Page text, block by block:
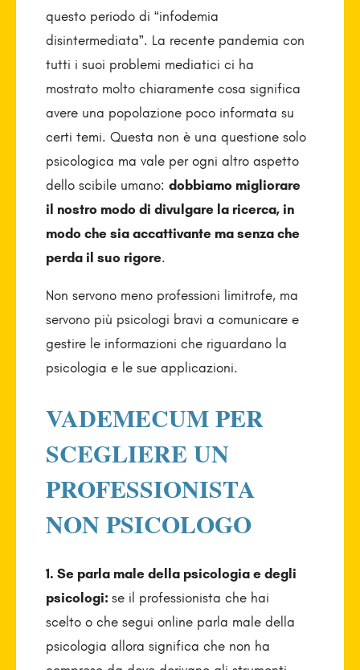
questo periodo di “infodemia
disintermediata”. La recente pandemia con
tutti i suoi problemi mediatici ci ha
mostrato molto chiaramente cosa significa
avere una popolazione poco informata su
certi temi. Questa non è una questione solo
psicologica ma vale per ogni altro aspetto
dello scibile umano: dobbiamo migliorare
il nostro modo di divulgare la ricerca, in
modo che sia accattivante ma senza che
perda il suo rigore.
Non servono meno professioni limitrofe, ma
servono più psicologi bravi a comunicare e
gestire le informazioni che riguardano la
psicologia e le sue applicazioni.
VADEMECUM PER
SCEGLIERE UN
PROFESSIONISTA
NON PSICOLOGO
1. Se parla male della psicologia e degli
psicologi: se il professionista che hai
scelto o che segui online parla male della
psicologia allora significa che non ha